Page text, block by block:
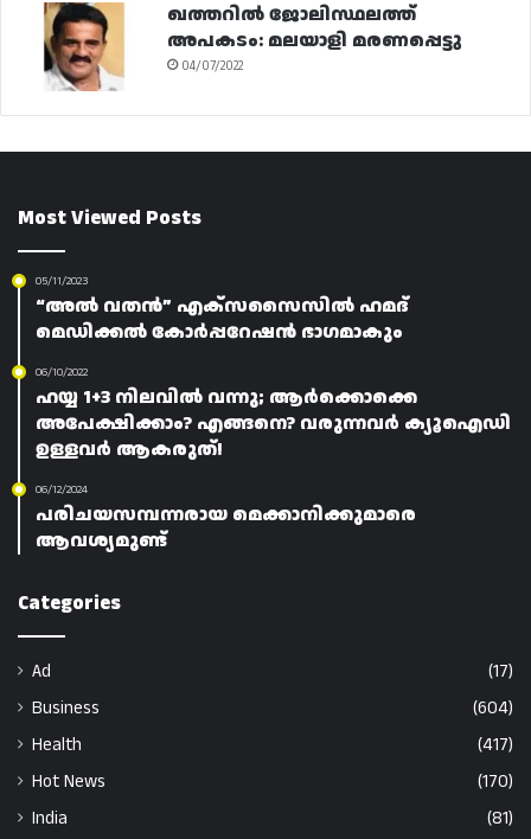
ഖത്തറിൽ ജോലിസ്ഥലത്ത്
അപകടം: മലയാളി മരണപ്പെട്ടു
04/07/2022
Most Viewed Posts
05/11/2023
“അൽ വതൻ” എക്സസൈസിൽ ഹമദ്
മെഡിക്കൽ കോർപ്പറേഷൻ ഭാഗമാകും
06/10/2022
ഹയ്യ 1+3 നിലവിൽ വന്നു; ആർക്കൊക്കെ
അപേക്ഷിക്കാം? എങ്ങനെ? വരുന്നവർ ക്യൂഐഡി
ഉള്ളവർ ആകരുത്!
06/12/2024
പരിചയസമ്പന്നരായ മെക്കാനിക്കുമാരെ
ആവശ്യമുണ്ട്
Categories
Ad
(17)
Business
(604)
Health
(417)
Hot News
(170)
India
(81)